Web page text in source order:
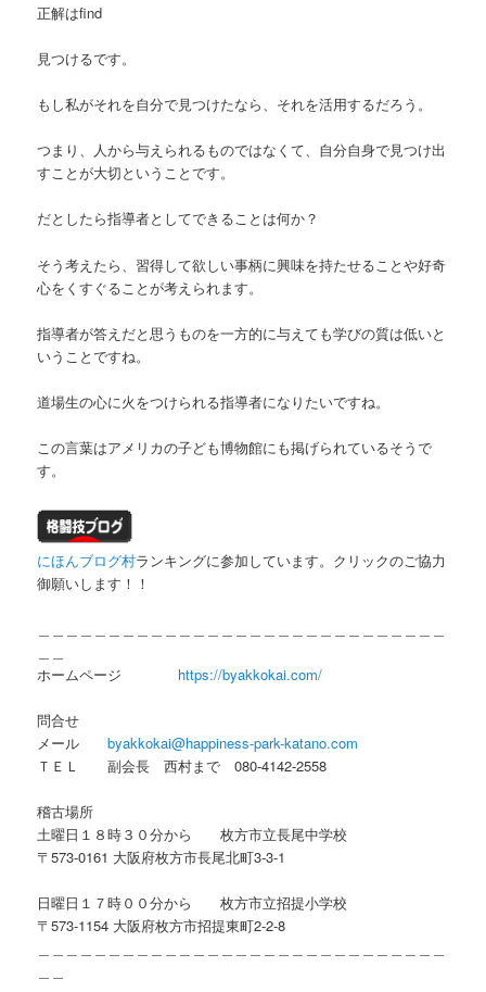
正解はfind
見つけるです。
もし私がそれを自分で見つけたなら、それを活用するだろう。
つまり、人から与えられるものではなくて、自分自身で見つけ出
すことが大切ということです。
だとしたら指導者としてできることは何か？
そう考えたら、習得して欲しい事柄に興味を持たせることや好奇
心をくすぐることが考えられます。
指導者が答えだと思うものを一方的に与えても学びの質は低いと
いうことですね。
道場生の心に火をつけられる指導者になりたいですね。
この言葉はアメリカの子ども博物館にも掲げられているそうで
す。
にほんブログ村ランキングに参加しています。クリックのご協力
御願いします！！
ホームページ https://byakkokai.com/
問合せ
メールbyakkokai@happiness-park-katano.com
ＴＥＬ 副会長 西村まで 080-4142-2558
稽古場所
土曜日１８時３０分から 枚方市立長尾中学校
〒573-0161 大阪府枚方市長尾北町3-3-1
日曜日１７時００分から 枚方市立招提小学校
〒573-1154 大阪府枚方市招提東町2-2-8